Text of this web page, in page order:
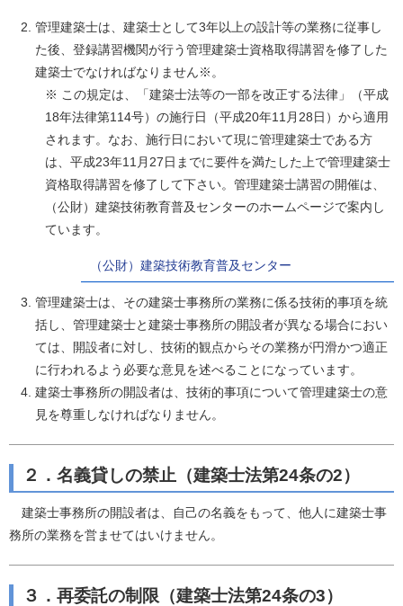
管理建築士は、建築士として3年以上の設計等の業務に従事し
た後、登録講習機関が行う管理建築士資格取得講習を修了した
建築士でなければなりません※。
※ この規定は、「建築士法等の一部を改正する法律」（平成
18年法律第114号）の施行日（平成20年11月28日）から適用
されます。なお、施行日において現に管理建築士である方
は、平成23年11月27日までに要件を満たした上で管理建築士
資格取得講習を修了して下さい。管理建築士講習の開催は、
（公財）建築技術教育普及センターのホームページで案内し
ています。
（公財）建築技術教育普及センター
管理建築士は、その建築士事務所の業務に係る技術的事項を統
括し、管理建築士と建築士事務所の開設者が異なる場合におい
ては、開設者に対し、技術的観点からその業務が円滑かつ適正
に行われるよう必要な意見を述べることになっています。
建築士事務所の開設者は、技術的事項について管理建築士の意
見を尊重しなければなりません。
２．名義貸しの禁止（建築士法第24条の2）
建築士事務所の開設者は、自己の名義をもって、他人に建築士事
務所の業務を営ませてはいけません。
３．再委託の制限（建築士法第24条の3）